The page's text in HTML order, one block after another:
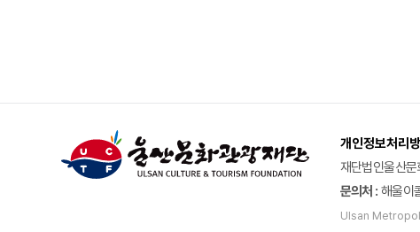
개인정보처리
재단법인울산
문의처 : 해울이
Ulsan